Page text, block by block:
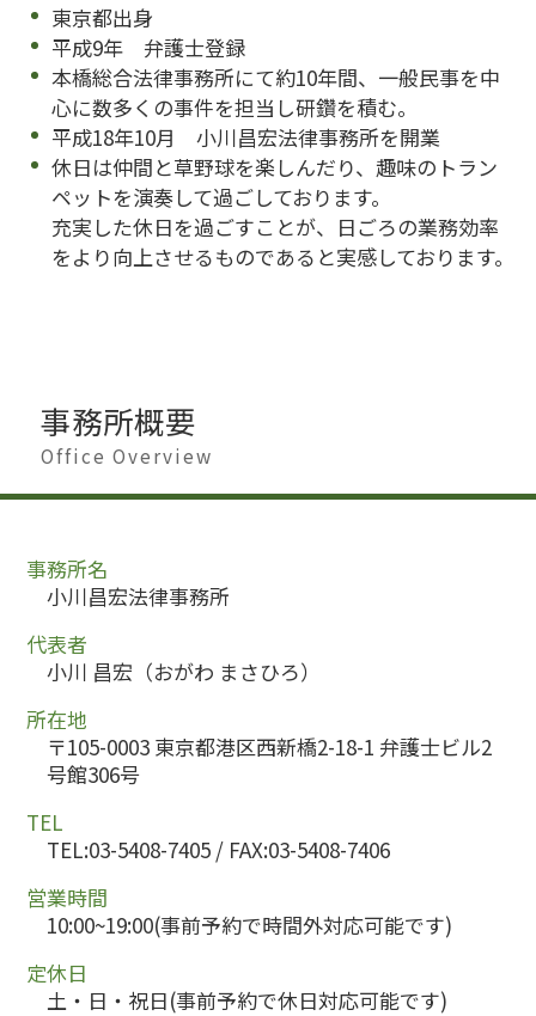
東京都出身
平成9年 弁護士登録
本橋総合法律事務所にて約10年間、一般民事を中
心に数多くの事件を担当し研鑽を積む。
平成18年10月 小川昌宏法律事務所を開業
休日は仲間と草野球を楽しんだり、趣味のトラン
ペットを演奏して過ごしております。
充実した休日を過ごすことが、日ごろの業務効率
をより向上させるものであると実感しております。
事務所概要
Office Overview
事務所名
小川昌宏法律事務所
代表者
小川 昌宏（おがわ まさひろ）
所在地
〒105-0003 東京都港区西新橋2-18-1 弁護士ビル2
号館306号
TEL
TEL:03-5408-7405 / FAX:03-5408-7406
営業時間
10:00~19:00(事前予約で時間外対応可能です)
定休日
土・日・祝日(事前予約で休日対応可能です)